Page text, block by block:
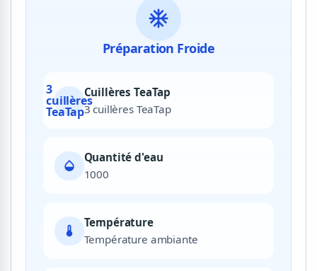
ac_unit
Préparation Froide
3
cuillères
TeaTap
Cuillères TeaTap
3 cuillères TeaTap
opacity
Quantité d'eau
1000
device_thermostat
Température
Température ambiante